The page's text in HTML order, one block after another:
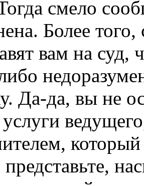
смело
Более
вам на суд,
Да-да, вы не